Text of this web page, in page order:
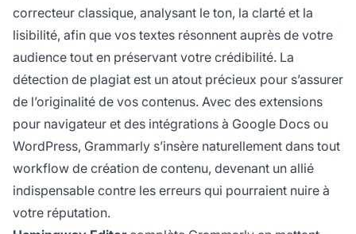
correcteur classique, analysant le ton, la clarté et la
lisibilité, afin que vos textes résonnent auprès de votre
audience tout en préservant votre crédibilité. La
détection de plagiat est un atout précieux pour s’assurer
de l’originalité de vos contenus. Avec des extensions
pour navigateur et des intégrations à Google Docs ou
WordPress, Grammarly s’insère naturellement dans tout
workflow de création de contenu, devenant un allié
indispensable contre les erreurs qui pourraient nuire à
votre réputation.